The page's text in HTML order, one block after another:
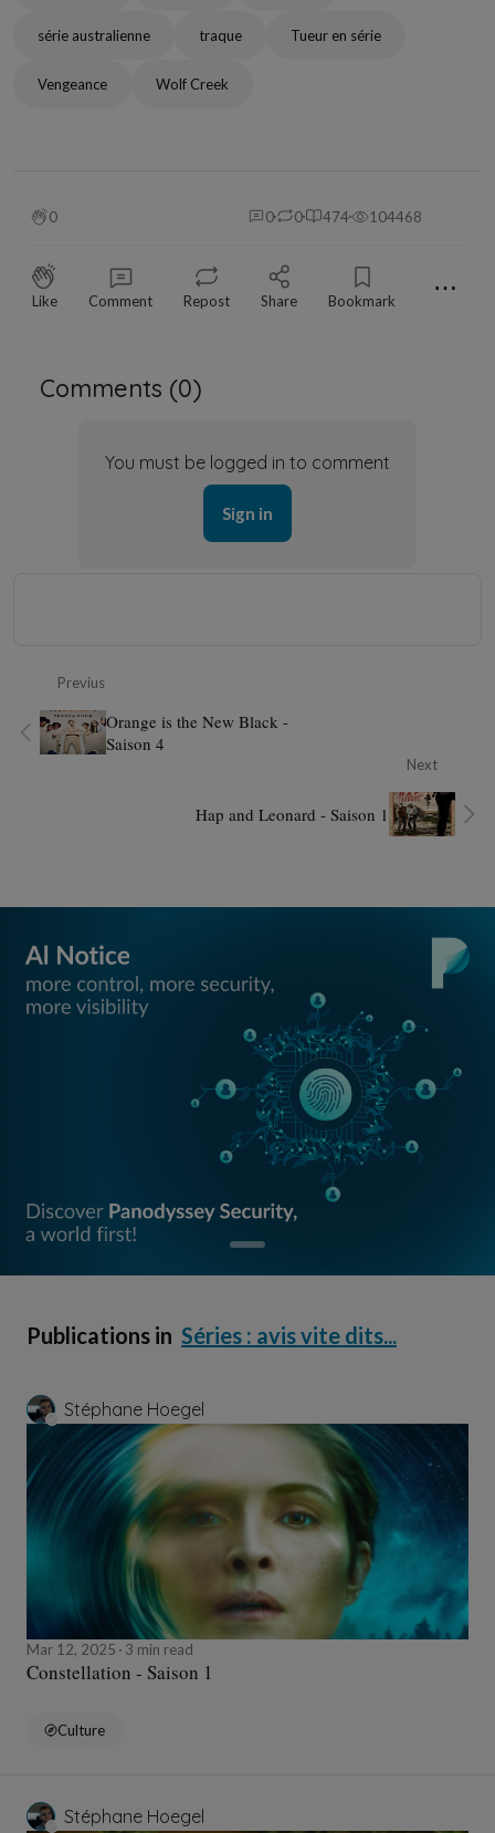
série australienne traque Tueur en série
Vengeance Wolf Creek
0 0 0 474 104468
Like Comment Repost Share Bookmark ⋯
Comments (0)
You must be logged in to comment
Sign in
Previus
Orange is the New Black -
Saison 4
Next
Hap and Leonard - Saison 1
Publications in Séries : avis vite dits...
Stéphane Hoegel
Mar 12, 2025 3 min read
Constellation - Saison 1
Culture
Stéphane Hoegel